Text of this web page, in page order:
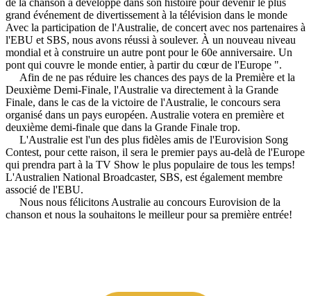
de la chanson a développé dans son histoire pour devenir le plus
grand événement de divertissement à la télévision dans le monde
Avec la participation de l'Australie, de concert avec nos partenaires à
l'EBU et SBS, nous avons réussi à soulever. À un nouveau niveau
mondial et à construire un autre pont pour le 60e anniversaire. Un
pont qui couvre le monde entier, à partir du cœur de l'Europe ".
Afin de ne pas réduire les chances des pays de la Première et la
Deuxième Demi-Finale, l'Australie va directement à la Grande
Finale, dans le cas de la victoire de l'Australie, le concours sera
organisé dans un pays européen. Australie votera en première et
deuxième demi-finale que dans la Grande Finale trop.
L'Australie est l'un des plus fidèles amis de l'Eurovision Song
Contest, pour cette raison, il sera le premier pays au-delà de l'Europe
qui prendra part à la TV Show le plus populaire de tous les temps!
L'Australien National Broadcaster, SBS, est également membre
associé de l'EBU.
Nous nous félicitons Australie au concours Eurovision de la
chanson et nous la souhaitons le meilleur pour sa première entrée!